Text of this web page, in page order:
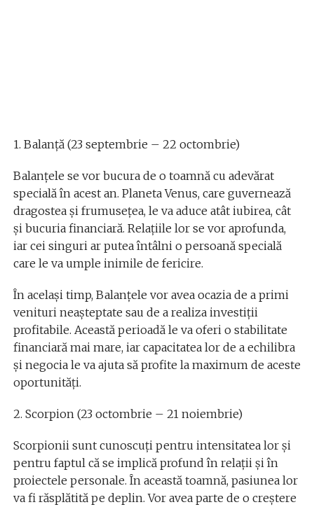
1. Balanță (23 septembrie – 22 octombrie)
Balanțele se vor bucura de o toamnă cu adevărat
specială în acest an. Planeta Venus, care guvernează
dragostea și frumusețea, le va aduce atât iubirea, cât
și bucuria financiară. Relațiile lor se vor aprofunda,
iar cei singuri ar putea întâlni o persoană specială
care le va umple inimile de fericire.
În același timp, Balanțele vor avea ocazia de a primi
venituri neașteptate sau de a realiza investiții
profitabile. Această perioadă le va oferi o stabilitate
financiară mai mare, iar capacitatea lor de a echilibra
și negocia le va ajuta să profite la maximum de aceste
oportunități.
2. Scorpion (23 octombrie – 21 noiembrie)
Scorpionii sunt cunoscuți pentru intensitatea lor și
pentru faptul că se implică profund în relații și în
proiectele personale. În această toamnă, pasiunea lor
va fi răsplătită pe deplin. Vor avea parte de o creștere